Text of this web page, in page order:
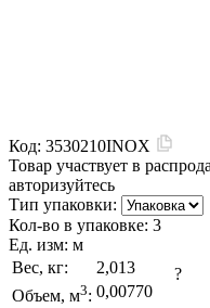
Код: 3530210INOX
Товар участвует в
авторизуйтесь
Тип упаковки:
Кол-во в упаковке: 3
Ед. изм: м
Вес, кг:
2,013
Объем, м3: 0,00770
?